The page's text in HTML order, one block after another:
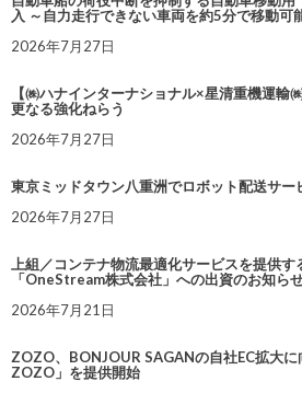
入 ～自力走行できない車両を約5分で移動可
2026年7月27日
【㈱ハナインターナショナル×星清重機運輸
更なる強化ねらう
2026年7月27日
東京ミッドタウン八重洲でロボット配送サー
2026年7月27日
上組／コンテナ物流最適化サービスを提供す
「OneStream株式会社」への出資のお知ら
2026年7月21日
ZOZO、BONJOUR SAGANの自社EC拡大
ZOZO」を提供開始